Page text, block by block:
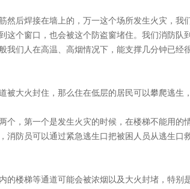
后焊接在墙上的，万一这个场所发生火灾，我
这个窗口，也会被这个防盗窗堵住。我们消防队
我们人在高温、高烟情况下，能支撑几分钟已经
大火封住，那么住在低层的居民可以攀爬逃生
，第一个是发生火灾的时候，在楼梯不能用的
消防员可以通过紧急逃生口把被困人员从逃生口
楼梯等通道可能会被浓烟以及大火封堵，特别